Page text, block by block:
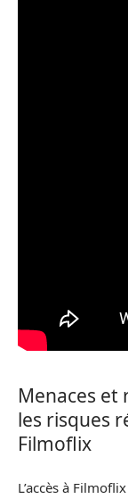
Menaces et
les risques
Filmoflix
L’accès à